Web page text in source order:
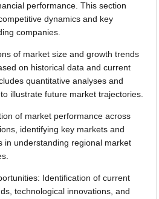
performance. This section
dynamics and key
companies.
of market size and growth trends
on historical data and current
quantitative analyses and
illustrate future market trajectories.
of market performance across
identifying key markets and
in understanding regional market
Identification of current
technological innovations, and